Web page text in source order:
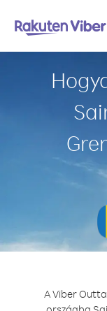
A Viber